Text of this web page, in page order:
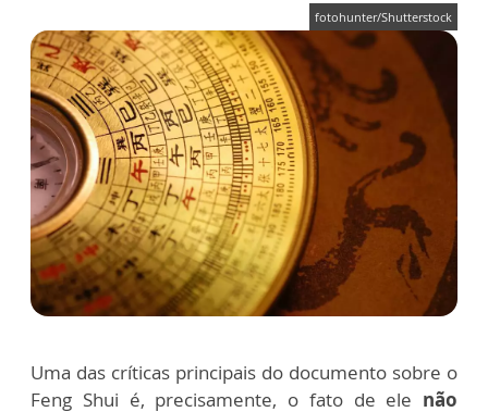
fotohunter/Shutterstock
Uma das críticas principais do documento sobre o
Feng Shui é, precisamente, o fato de ele não